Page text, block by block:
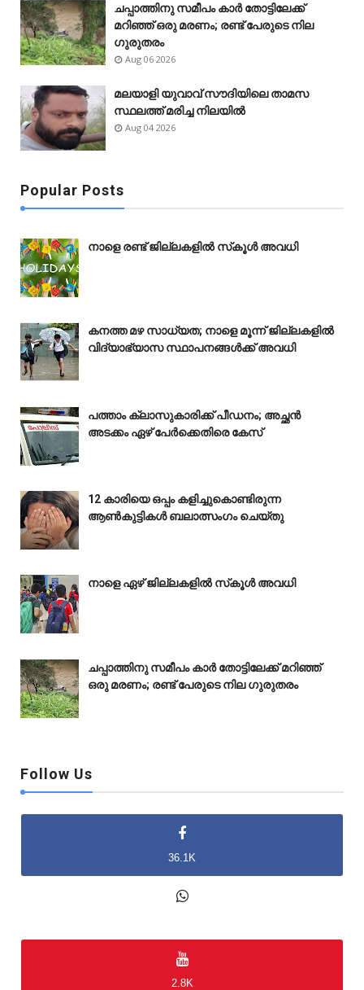
ചപ്പാത്തിനു സമീപം കാർ തോട്ടിലേക്ക്
മറിഞ്ഞ് ഒരു മരണം; രണ്ട് പേരുടെ നില
ഗുരുതരം
Aug 06 2026
മലയാളി യുവാവ് സൗദിയിലെ താമസ
സ്ഥലത്ത് മരിച്ച നിലയിൽ
Aug 04 2026
Popular Posts
നാളെ രണ്ട് ജില്ലകളിൽ സ്‌കൂൾ അവധി
കനത്ത മഴ സാധ്യത; നാളെ മൂന്ന് ജില്ലകളിൽ
വിദ്യാഭ്യാസ സ്ഥാപനങ്ങൾക്ക് അവധി
പത്താം ക്ലാസുകാരിക്ക് പീഡനം; അച്ഛൻ
അടക്കം ഏഴ് പേർക്കെതിരെ കേസ്
12 കാരിയെ ഒപ്പം കളിച്ചുകൊണ്ടിരുന്ന
ആൺകുട്ടികൾ ബലാത്സംഗം ചെയ്‌തു
നാളെ ഏഴ് ജില്ലകളിൽ സ്‌കൂൾ അവധി
ചപ്പാത്തിനു സമീപം കാർ തോട്ടിലേക്ക് മറിഞ്ഞ്
ഒരു മരണം; രണ്ട് പേരുടെ നില ഗുരുതരം
Follow Us
36.1K
2.8K